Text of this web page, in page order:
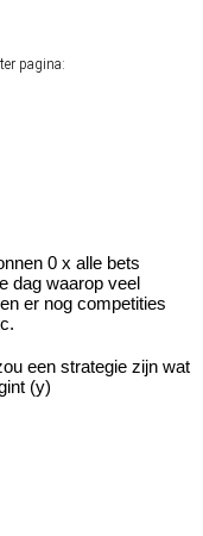
pagina:
0 x alle bets
dag waarop veel
er nog competities
een strategie zijn wat
(y)